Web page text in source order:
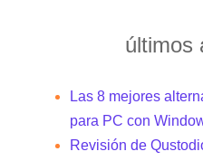
últimos
Las 8 mejores
para PC con
Revisión de